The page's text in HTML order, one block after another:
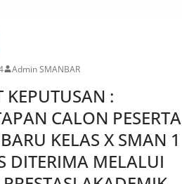
Admin SMANBAR
KEPUTUSAN :
CALON PESERTA
KELAS X SMAN 1
DITERIMA MELALUI